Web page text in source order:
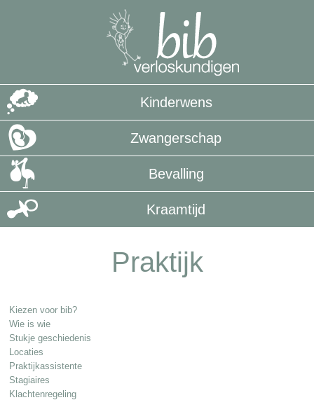
Kinderwens
Zwangerschap
Bevalling
Kraamtijd
Praktijk
Kiezen voor bib?
Wie is wie
Stukje geschiedenis
Locaties
Praktijkassistente
Stagiaires
Klachtenregeling